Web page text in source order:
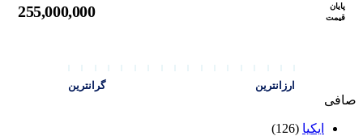
پایان
قیمت
255,000,000
ارزانترین گرانترین
صافی
ایکیا (126)